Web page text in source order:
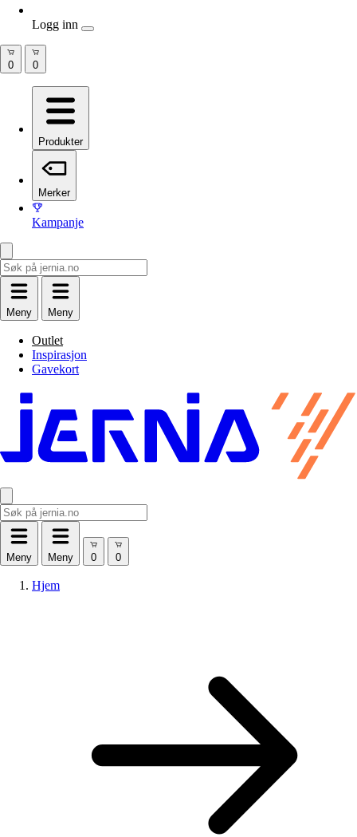
Produkter
Merker
Kampanje
Meny Meny
Outlet
Inspirasjon
Gavekort
Meny Meny
Hjem